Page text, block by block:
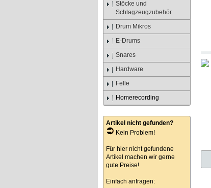
Stöcke und
Schlagzeugzubehör
Drum Mikros
E-Drums
Snares
Hardware
Felle
Homerecording
Artikel nicht gefunden?
Kein Problem!
Für hier nicht gefundene
Artikel machen wir gerne
gute Preise!
Einfach anfragen: